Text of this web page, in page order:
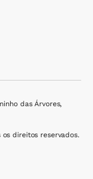
das Árvores,
os direitos reservados.